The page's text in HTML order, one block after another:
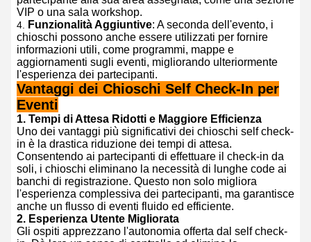
VIP o una sala workshop.
Funzionalità Aggiuntive: A seconda dell'evento, i
chioschi possono anche essere utilizzati per fornire
informazioni utili, come programmi, mappe e
aggiornamenti sugli eventi, migliorando ulteriormente
l'esperienza dei partecipanti.
Vantaggi dei Chioschi Self Check-In per
Eventi
1. Tempi di Attesa Ridotti e Maggiore Efficienza
Uno dei vantaggi più significativi dei chioschi self check-
in è la drastica riduzione dei tempi di attesa.
Consentendo ai partecipanti di effettuare il check-in da
soli, i chioschi eliminano la necessità di lunghe code ai
banchi di registrazione. Questo non solo migliora
l'esperienza complessiva dei partecipanti, ma garantisce
anche un flusso di eventi fluido ed efficiente.
2. Esperienza Utente Migliorata
Gli ospiti apprezzano l'autonomia offerta dal self check-